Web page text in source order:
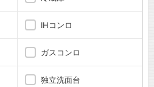
IHコンロ
ガスコンロ
独立洗面台